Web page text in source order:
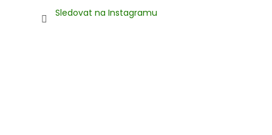
Sledovat na Instagramu